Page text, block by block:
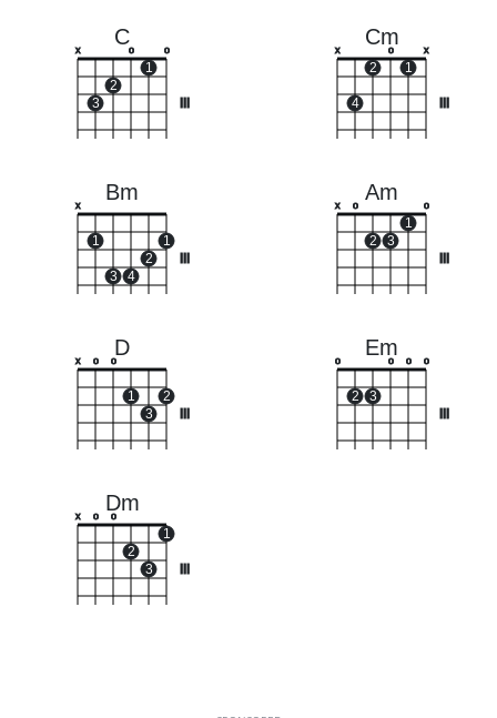
C
x
3
2
o
1
o
Cm
x
4
2
o
1
x
Bm
x
1
3 4
2
1
Am
x o
2 3
1
o
D
x o o
1
3
2
Em
o
2 3
o o o
Dm
x o o
2
3
1